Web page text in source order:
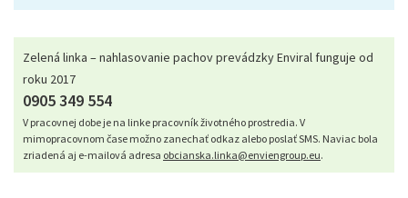
Zelená linka – nahlasovanie pachov prevádzky Enviral funguje od
roku 2017
0905 349 554
V pracovnej dobe je na linke pracovník životného prostredia. V
mimopracovnom čase možno zanechať odkaz alebo poslať SMS. Naviac bola
zriadená aj e-mailová adresa obcianska.linka@enviengroup.eu.